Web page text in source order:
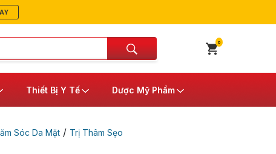
0
Thiết Bị Y Tế Dược Mỹ Phẩm
Sóc Da Mặt/ Trị Thâm Sẹo